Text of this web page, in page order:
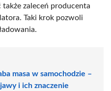
zaleceń producenta
Taki krok pozwoli
masa w samochodzie –
i ich znaczenie